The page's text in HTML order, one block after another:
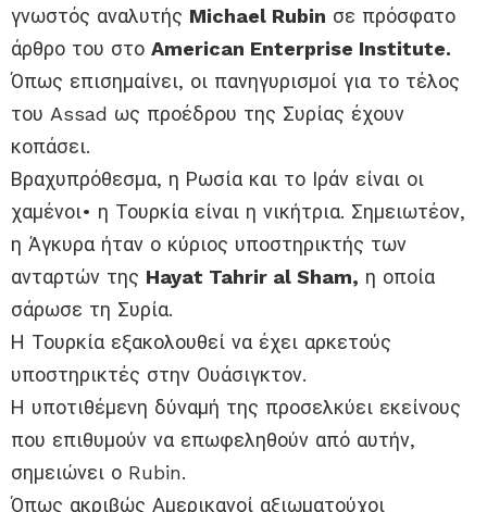
γνωστός αναλυτής Michael Rubin σε πρόσφατο
άρθρο του στο American Enterprise Institute.
Όπως επισημαίνει, οι πανηγυρισμοί για το τέλος
του Assad ως προέδρου της Συρίας έχουν
κοπάσει.
Βραχυπρόθεσμα, η Ρωσία και το Ιράν είναι οι
χαμένοι• η Τουρκία είναι η νικήτρια. Σημειωτέον,
η Άγκυρα ήταν ο κύριος υποστηρικτής των
ανταρτών της Hayat Tahrir al Sham, η οποία
σάρωσε τη Συρία.
Η Τουρκία εξακολουθεί να έχει αρκετούς
υποστηρικτές στην Ουάσιγκτον.
Η υποτιθέμενη δύναμή της προσελκύει εκείνους
που επιθυμούν να επωφεληθούν από αυτήν,
σημειώνει ο Rubin.
Όπως ακριβώς Αμερικανοί αξιωματούχοι